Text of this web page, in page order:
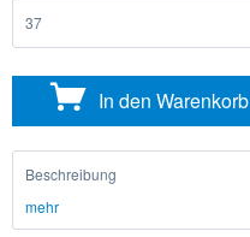
In den Warenkorb
Beschreibung
mehr